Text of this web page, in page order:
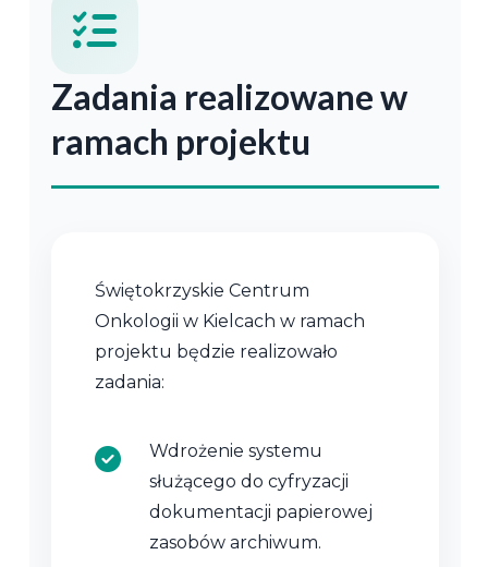
Zadania realizowane w
ramach projektu
Świętokrzyskie Centrum
Onkologii w Kielcach w ramach
projektu będzie realizowało
zadania:
Wdrożenie systemu
służącego do cyfryzacji
dokumentacji papierowej
zasobów archiwum.